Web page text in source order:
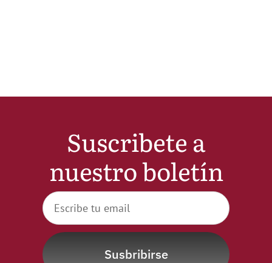
Contactar
WooCommerce My Account
WooCommerce Cart
Suscribete a
nuestro boletín
Susbribirse